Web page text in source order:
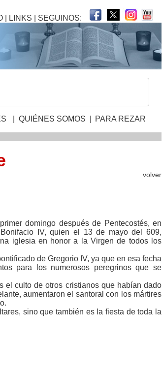
LINKS | SEGUINOS:
QUIÉNES SOMOS PARA REZAR
volver
domingo después de Pentecostés, en
IV, quien el 13 de mayo del 609,
iglesia en honor a la Virgen de todos los
de Gregorio IV, ya que en esa fecha
para los numerosos peregrinos que se
el culto de otros cristianos que habían dado
aumentaron el santoral con los mártires
sino que también es la fiesta de toda la